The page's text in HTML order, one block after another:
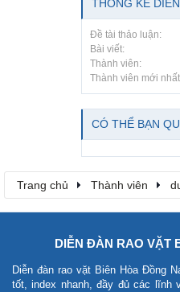
THỐNG KÊ
Đề tài thảo luận:
Bài viết:
Thành viên:
Thành viên mới
CÓ THỂ BẠN
Trang chủ Thành viên
DIỄN ĐÀN RAO VẶT
Diễn đàn rao vặt Biên Hòa Đồng
tốt, index nhanh, đầy đủ các lĩnh